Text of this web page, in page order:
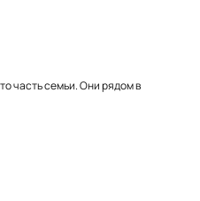
часть семьи. Они рядом в